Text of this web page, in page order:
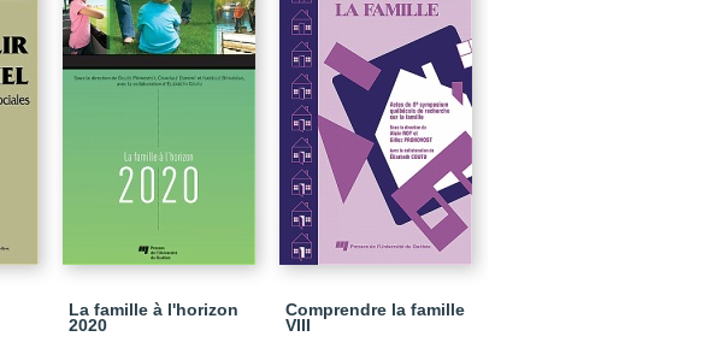
La famille à l'horizon
2020
Comprendre la famille
VIII